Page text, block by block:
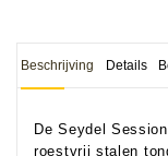
Beschrijving Details
De Seydel
roestvrij stalen